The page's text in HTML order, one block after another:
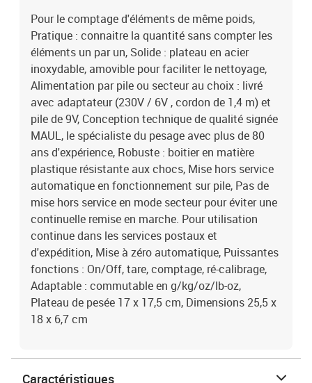
Pour le comptage d'éléments de même poids,
Pratique : connaitre la quantité sans compter les
éléments un par un, Solide : plateau en acier
inoxydable, amovible pour faciliter le nettoyage,
Alimentation par pile ou secteur au choix : livré
avec adaptateur (230V / 6V , cordon de 1,4 m) et
pile de 9V, Conception technique de qualité signée
MAUL, le spécialiste du pesage avec plus de 80
ans d'expérience, Robuste : boitier en matière
plastique résistante aux chocs, Mise hors service
automatique en fonctionnement sur pile, Pas de
mise hors service en mode secteur pour éviter une
continuelle remise en marche. Pour utilisation
continue dans les services postaux et
d'expédition, Mise à zéro automatique, Puissantes
fonctions : On/Off, tare, comptage, ré-calibrage,
Adaptable : commutable en g/kg/oz/lb-oz,
Plateau de pesée 17 x 17,5 cm, Dimensions 25,5 x
18 x 6,7 cm
Caractéristiques